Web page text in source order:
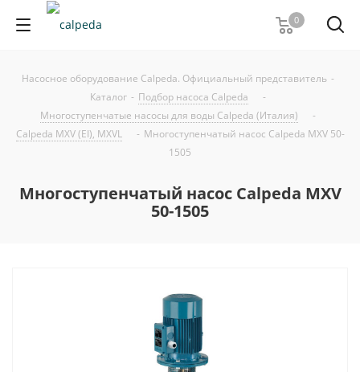
0
Насосное оборудование Calpeda. Официальный представитель -
Каталог - Подбор насоса Calpeda
-
Многоступенчатые насосы для воды Calpeda (Италия)
-
Calpeda MXV (EI), MXVL
- Многоступенчатый насос Calpeda MXV 50-
1505
Многоступенчатый насос Calpeda MXV
50-1505